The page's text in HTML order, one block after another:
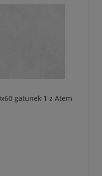
gatunek 1 z Atem